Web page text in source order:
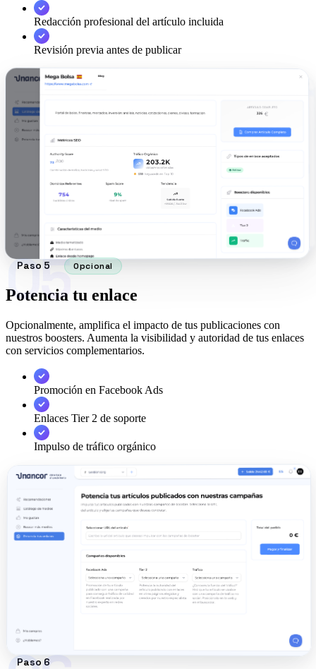
Redacción profesional del artículo incluida
Revisión previa antes de publicar
05
Paso 5 Opcional
Potencia tu enlace
Opcionalmente, amplifica el impacto de tus publicaciones con
nuestros boosters. Aumenta la visibilidad y autoridad de tus enlaces
con servicios complementarios.
Promoción en Facebook Ads
Enlaces Tier 2 de soporte
Impulso de tráfico orgánico
Paso 6